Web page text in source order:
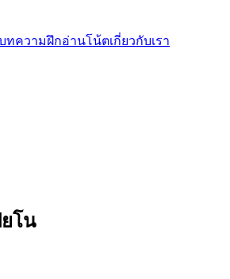
ทความฝึกอ่านโน้ตเกี่ยวกับเรา
โน